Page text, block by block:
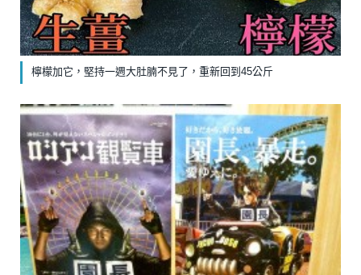
檸檬加它，堅持一週大肚腩不見了，重新回到45公斤